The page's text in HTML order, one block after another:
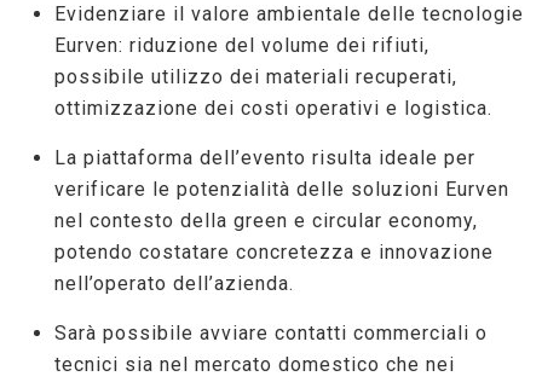
Evidenziare il valore ambientale delle tecnologie
Eurven: riduzione del volume dei rifiuti,
possibile utilizzo dei materiali recuperati,
ottimizzazione dei costi operativi e logistica.
La piattaforma dell’evento risulta ideale per
verificare le potenzialità delle soluzioni Eurven
nel contesto della green e circular economy,
potendo costatare concretezza e innovazione
nell’operato dell’azienda.
Sarà possibile avviare contatti commerciali o
tecnici sia nel mercato domestico che nei